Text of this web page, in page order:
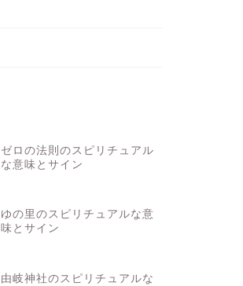
ゼロの法則のスピリチュアル
な意味とサイン
ゆの里のスピリチュアルな意
味とサイン
由岐神社のスピリチュアルな